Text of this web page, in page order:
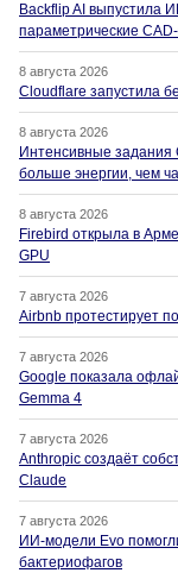
Backflip AI выпустила
параметрические
8 августа 2026
Cloudflare запустила
8 августа 2026
Интенсивные задания
больше энергии, чем
8 августа 2026
Firebird открыла в
GPU
7 августа 2026
Airbnb протестирует
7 августа 2026
Google показала
Gemma 4
7 августа 2026
Anthropic создаёт
Claude
7 августа 2026
ИИ-модели Evo
бактериофагов